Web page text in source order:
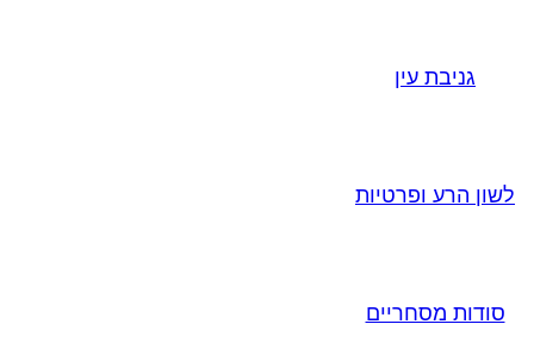
גניבת עין
לשון הרע ופרטיות
סודות מסחריים